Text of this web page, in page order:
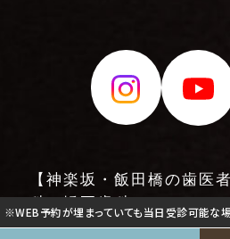
【神楽坂・飯田橋の歯医
科・矯正歯科
〒162-0825
※WEB予約が埋まっていても当日受診可能な